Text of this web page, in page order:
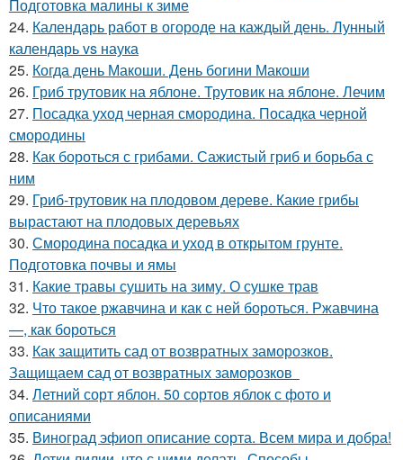
Подготовка малины к зиме
24. Календарь работ в огороде на каждый день. Лунный
календарь vs наука
25. Когда день Макоши. День богини Макоши
26. Гриб трутовик на яблоне. Трутовик на яблоне. Лечим
27. Посадка уход черная смородина. Посадка черной
смородины
28. Как бороться с грибами. Сажистый гриб и борьба с
ним
29. Гриб-трутовик на плодовом дереве. Какие грибы
вырастают на плодовых деревьях
30. Смородина посадка и уход в открытом грунте.
Подготовка почвы и ямы
31. Какие травы сушить на зиму. О сушке трав
32. Что такое ржавчина и как с ней бороться. Ржавчина
—, как бороться
33. Как защитить сад от возвратных заморозков.
Защищаем сад от возвратных заморозков
34. Летний сорт яблон. 50 сортов яблок с фото и
описаниями
35. Виноград эфиоп описание сорта. Всем мира и добра!